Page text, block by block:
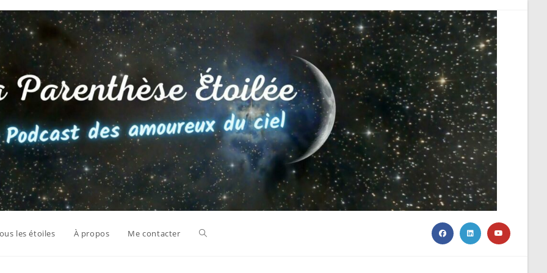
les étoiles À propos Me contacter Toggle